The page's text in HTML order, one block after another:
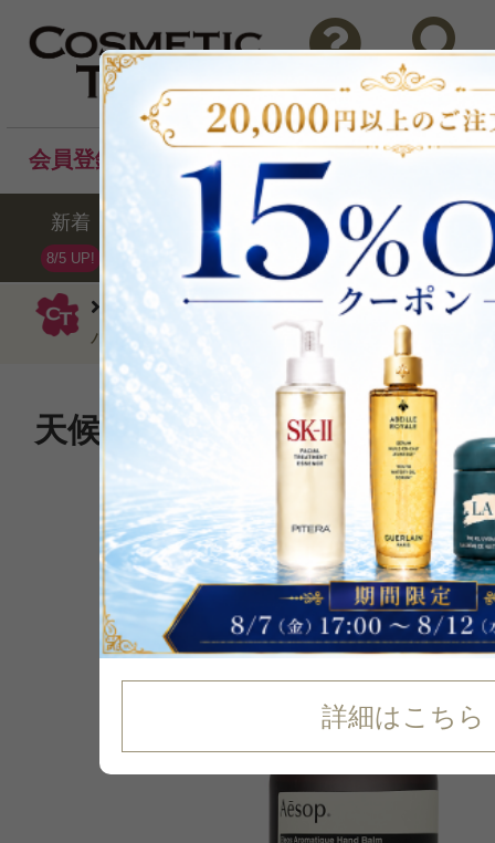
イソップ ハンドクリーム・ケア
エ
ハンドバーム500ml
問い合わせ 検索
会員登録後のお買い物でポイントプレゼント！
新着
8/5 UP!
セール ランキング ブ
詳細はこちら
天候に翻弄され、乾燥して窮
た手肌に
P可
10%
OFF